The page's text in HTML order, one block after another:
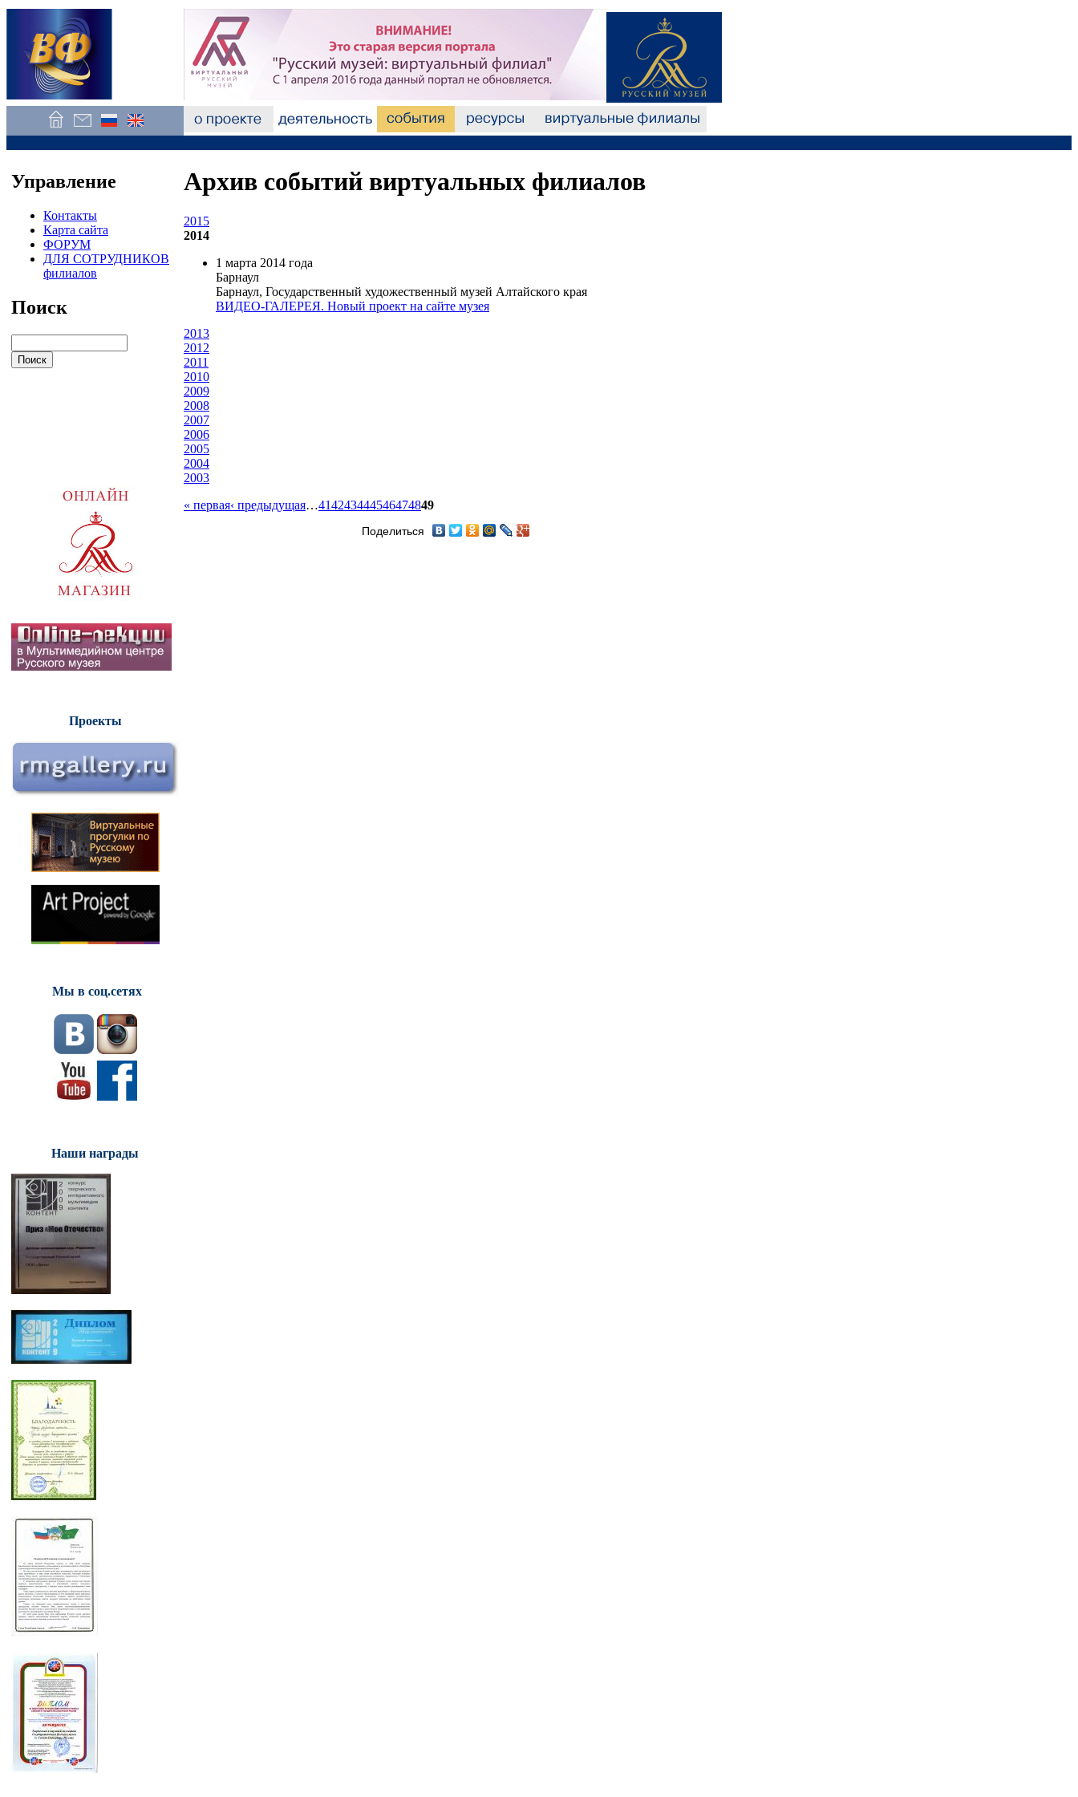
Управление
Контакты
Карта сайта
ФОРУМ
ДЛЯ СОТРУДНИКОВ
филиалов
Поиск
Проекты
Мы в соц.сетях
Наши награды
Архив событий виртуальных филиалов
2015
2014
1 марта 2014 года
Барнаул
Барнаул, Государственный художественный музей Алтайского края
ВИДЕО-ГАЛЕРЕЯ. Новый проект на сайте музея
2013
2012
2011
2010
2009
2008
2007
2006
2005
2004
2003
« первая‹ предыдущая…414243444546474849
Поделиться